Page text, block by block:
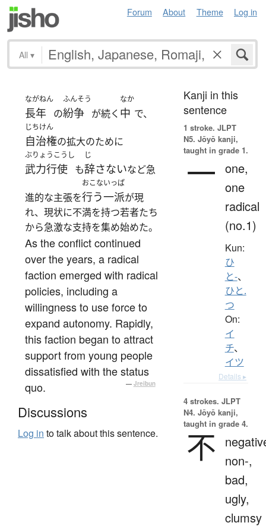
Forum About Theme Log in
All ▾
ながねん
長年 の
ふんそう
紛争 が続く
なか
中 で、
じちけん
自治権の拡大のために
ぶりょうこうし
武力行使 も
じ
辞さないなど急
進的な主張を
おこな
行う
いっぱ
一派が現
れ、現状に不満を持つ若者たち
から急激な支持を集め始めた。
As the conflict continued
over the years, a radical
faction emerged with radical
policies, including a
willingness to use force to
expand autonomy. Rapidly,
this faction began to attract
support from young people
dissatisfied with the status
quo.
— Jreibun
Discussions
Log in to talk about this sentence.
Kanji in this
sentence
1 stroke. JLPT
N5. Jōyō kanji,
taught in grade 1.
一 one,
one
radical
(no.1)
Kun:
ひ
と-、
ひと.
つ
On:
イ
チ、
イツ
Details ▸
4 strokes. JLPT
N4. Jōyō kanji,
taught in grade 4.
不
non-,
bad,
ugly,
clumsy